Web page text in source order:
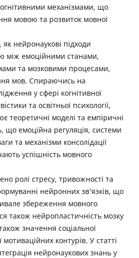
механізмами, що
мовою та розвиток мовної
як нейронаукові підходи
між емоційними станами,
та мозковими процесами,
мов. Спираючись на
у сфері когнітивної
та освітньої психології,
теоретичні моделі та емпіричні
що емоційна регуляція, системи
та механізми консолідації
успішність мовного
ролі стресу, тривожності та
нейронних зв’язків, що
збереження мовного
також нейропластичність мозку
значення соціальної
мотиваційних контурів. У статті
нейронаукових знань у